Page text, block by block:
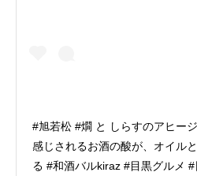
#旭若松 #燗 と しらすのアヒー
感じされるお酒の酸が、オイル
る #和酒バルkiraz #目黒グルメ